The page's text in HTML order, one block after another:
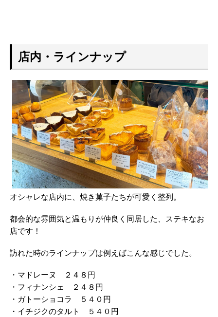
店内・ラインナップ
オシャレな店内に、焼き菓子たちが可愛く整列。
都会的な雰囲気と温もりが仲良く同居した、ステキなお
店です！
訪れた時のラインナップは例えばこんな感じでした。
・マドレーヌ ２４８円
・フィナンシェ ２４８円
・ガトーショコラ ５４０円
・イチジクのタルト ５４０円